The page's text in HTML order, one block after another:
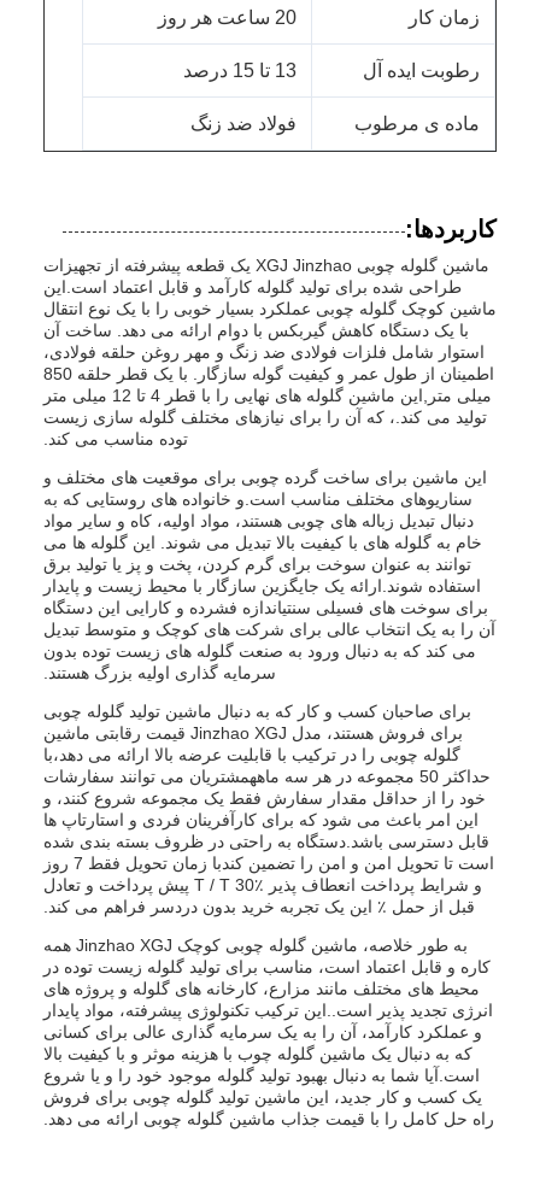
زمان کار 20 ساعت هر روز
رطوبت ایده آل 13 تا 15 درصد
ماده ی مرطوب فولاد ضد زنگ
کاربردها:
ماشین گلوله چوبی XGJ Jinzhao یک قطعه پیشرفته از تجهیزات
طراحی شده برای تولید گلوله کارآمد و قابل اعتماد است.این
ماشین کوچک گلوله چوبی عملکرد بسیار خوبی را با یک نوع انتقال
با یک دستگاه کاهش گیربکس با دوام ارائه می دهد. ساخت آن
استوار شامل فلزات فولادی ضد زنگ و مهر روغن حلقه فولادی،
اطمینان از طول عمر و کیفیت گوله سازگار. با یک قطر حلقه 850
میلی متر,این ماشین گلوله های نهایی را با قطر 4 تا 12 میلی متر
تولید می کند.، که آن را برای نیازهای مختلف گلوله سازی زیست
توده مناسب می کند.
این ماشین برای ساخت گرده چوبی برای موقعیت های مختلف و
سناریوهای مختلف مناسب است.و خانواده های روستایی که به
دنبال تبدیل زباله های چوبی هستند، مواد اولیه، کاه و سایر مواد
خام به گلوله های با کیفیت بالا تبدیل می شوند. این گلوله ها می
توانند به عنوان سوخت برای گرم کردن، پخت و پز یا تولید برق
استفاده شوند.ارائه یک جایگزین سازگار با محیط زیست و پایدار
برای سوخت های فسیلی سنتیاندازه فشرده و کارایی این دستگاه
آن را به یک انتخاب عالی برای شرکت های کوچک و متوسط تبدیل
می کند که به دنبال ورود به صنعت گلوله های زیست توده بدون
سرمایه گذاری اولیه بزرگ هستند.
برای صاحبان کسب و کار که به دنبال ماشین تولید گلوله چوبی
برای فروش هستند، مدل Jinzhao XGJ قیمت رقابتی ماشین
گلوله چوبی را در ترکیب با قابلیت عرضه بالا ارائه می دهد،با
حداکثر 50 مجموعه در هر سه ماههمشتریان می توانند سفارشات
خود را از حداقل مقدار سفارش فقط یک مجموعه شروع کنند، و
این امر باعث می شود که برای کارآفرینان فردی و استارتاپ ها
قابل دسترسی باشد.دستگاه به راحتی در ظروف بسته بندی شده
است تا تحویل امن و امن را تضمین کندبا زمان تحویل فقط 7 روز
و شرایط پرداخت انعطاف پذیر ٪30 T / T پیش پرداخت و تعادل
قبل از حمل ٪ این یک تجربه خرید بدون دردسر فراهم می کند.
به طور خلاصه، ماشین گلوله چوبی کوچک Jinzhao XGJ همه
کاره و قابل اعتماد است، مناسب برای تولید گلوله زیست توده در
محیط های مختلف مانند مزارع، کارخانه های گلوله و پروژه های
انرژی تجدید پذیر است..این ترکیب تکنولوژی پیشرفته، مواد پایدار
و عملکرد کارآمد، آن را به یک سرمایه گذاری عالی برای کسانی
که به دنبال یک ماشین گلوله چوب با هزینه موثر و با کیفیت بالا
است.آیا شما به دنبال بهبود تولید گلوله موجود خود را و یا شروع
یک کسب و کار جدید، این ماشین تولید گلوله چوبی برای فروش
راه حل کامل را با قیمت جذاب ماشین گلوله چوبی ارائه می دهد.